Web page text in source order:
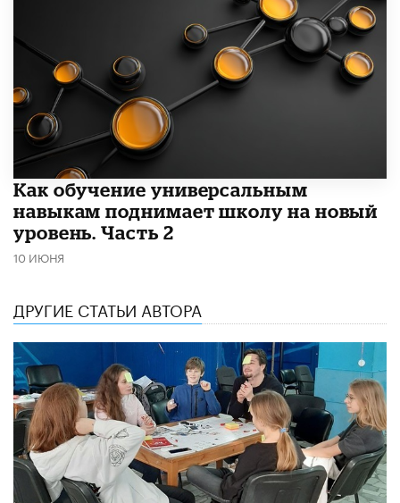
​Как обучение универсальным
навыкам поднимает школу на новый
уровень. Часть 2
10 ИЮНЯ
ДРУГИЕ СТАТЬИ АВТОРА